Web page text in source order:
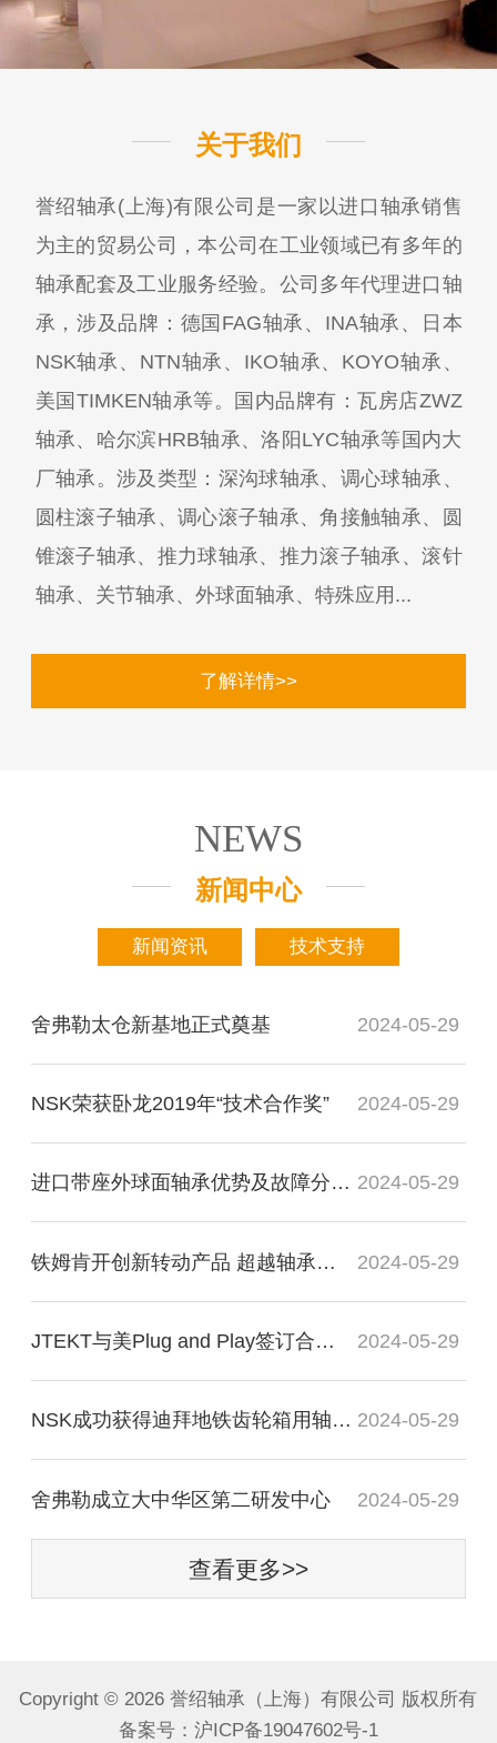
关于我们
誉绍轴承(上海)有限公司是一家以进口轴承销售
为主的贸易公司，本公司在工业领域已有多年的
轴承配套及工业服务经验。公司多年代理进口轴
承，涉及品牌：德国FAG轴承、INA轴承、日本
NSK轴承、NTN轴承、IKO轴承、KOYO轴承、
美国TIMKEN轴承等。国内品牌有：瓦房店ZWZ
轴承、哈尔滨HRB轴承、洛阳LYC轴承等国内大
厂轴承。涉及类型：深沟球轴承、调心球轴承、
圆柱滚子轴承、调心滚子轴承、角接触轴承、圆
锥滚子轴承、推力球轴承、推力滚子轴承、滚针
轴承、关节轴承、外球面轴承、特殊应用...
了解详情>>
NEWS
新闻中心
新闻资讯 技术支持
舍弗勒太仓新基地正式奠基 2024-05-29
NSK荣获卧龙2019年“技术合作奖” 2024-05-29
进口带座外球面轴承优势及故障分析检测 2024-05-29
铁姆肯开创新转动产品 超越轴承谈轴承效率 2024-05-29
JTEKT与美Plug and Play签订合作协议 2024-05-29
NSK成功获得迪拜地铁齿轮箱用轴承订单 2024-05-29
舍弗勒成立大中华区第二研发中心 2024-05-29
查看更多>>
Copyright © 2026 誉绍轴承（上海）有限公司 版权所有
备案号： 沪ICP备19047602号-1